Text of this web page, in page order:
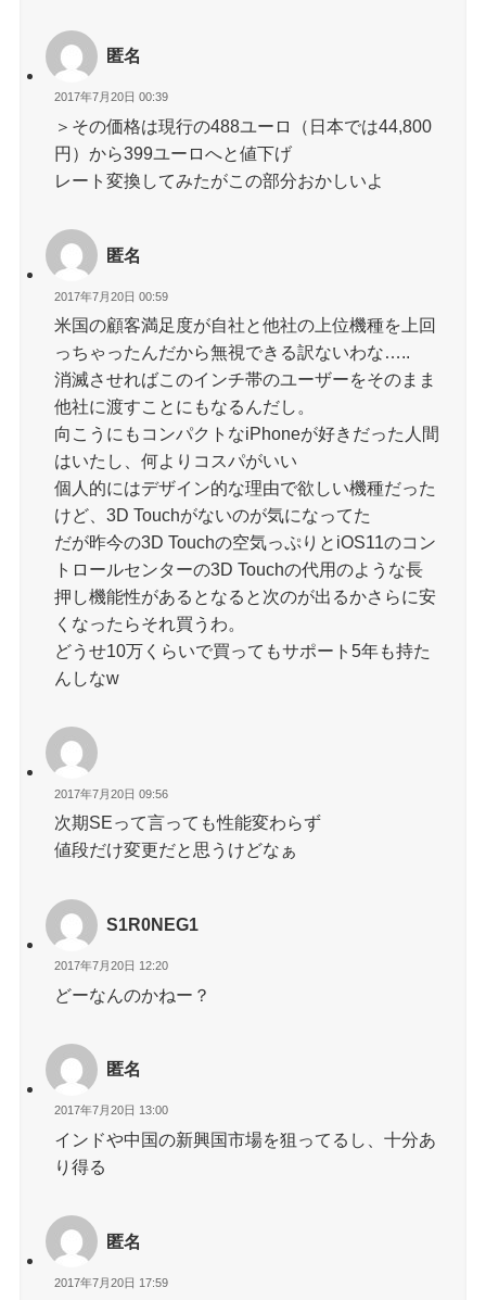
匿名
2017年7月20日 00:39
＞その価格は現行の488ユーロ（日本では44,800
円）から399ユーロへと値下げ
レート変換してみたがこの部分おかしいよ
匿名
2017年7月20日 00:59
米国の顧客満足度が自社と他社の上位機種を上回
っちゃったんだから無視できる訳ないわな…..
消滅させればこのインチ帯のユーザーをそのまま
他社に渡すことにもなるんだし。
向こうにもコンパクトなiPhoneが好きだった人間
はいたし、何よりコスパがいい
個人的にはデザイン的な理由で欲しい機種だった
けど、3D Touchがないのが気になってた
だが昨今の3D Touchの空気っぷりとiOS11のコン
トロールセンターの3D Touchの代用のような長
押し機能性があるとなると次のが出るかさらに安
くなったらそれ買うわ。
どうせ10万くらいで買ってもサポート5年も持た
んしなw
2017年7月20日 09:56
次期SEって言っても性能変わらず
値段だけ変更だと思うけどなぁ
S1R0NEG1
2017年7月20日 12:20
どーなんのかねー？
匿名
2017年7月20日 13:00
インドや中国の新興国市場を狙ってるし、十分あ
り得る
匿名
2017年7月20日 17:59